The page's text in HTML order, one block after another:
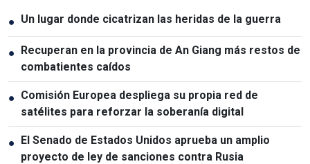
● Un lugar donde cicatrizan las heridas de la guerra
● Recuperan en la provincia de An Giang más restos de
combatientes caídos
● Comisión Europea despliega su propia red de
satélites para reforzar la soberanía digital
● El Senado de Estados Unidos aprueba un amplio
proyecto de ley de sanciones contra Rusia